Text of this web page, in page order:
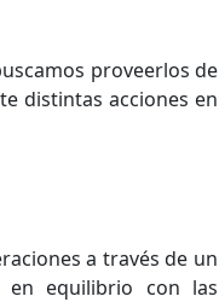
proveerlos de
distintas acciones en
a través de un
en equilibrio con las